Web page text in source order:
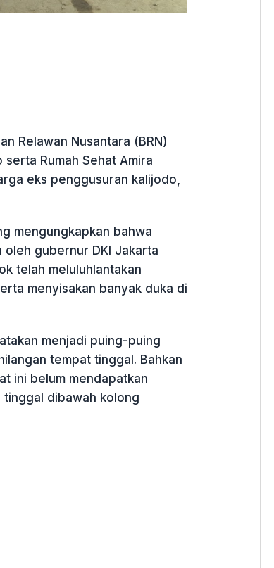
Relawan Nusantara (BRN)
serta Rumah Sehat Amira
eks penggusuran kalijodo,
mengungkapkan bahwa
gubernur DKI Jakarta
telah meluluhlantakan
menyisakan banyak duka di
menjadi puing-puing
tempat tinggal. Bahkan
ini belum mendapatkan
dibawah kolong